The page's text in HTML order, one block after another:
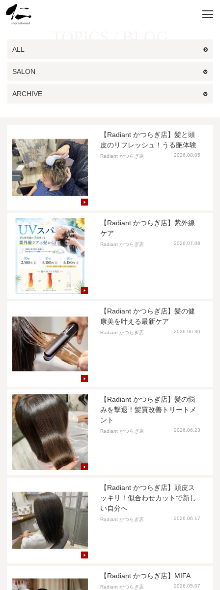
ALL
SALON
ARCHIVE
【Radiant かつらぎ店】髪と頭
皮のリフレッシュ！うる艶体験
Radiant かつらぎ店 2026.08.05
【Radiant かつらぎ店】紫外線
ケア
Radiant かつらぎ店 2026.07.08
【Radiant かつらぎ店】髪の健
康美を叶える最新ケア
Radiant かつらぎ店 2026.06.30
【Radiant かつらぎ店】髪の悩
みを撃退！髪質改善トリートメ
ント
Radiant かつらぎ店 2026.06.23
【Radiant かつらぎ店】頭皮ス
ッキリ！似合わせカットで新し
い自分へ
Radiant かつらぎ店 2026.06.17
【Radiant かつらぎ店】MIFA
Radiant かつらぎ店 2026.05.07